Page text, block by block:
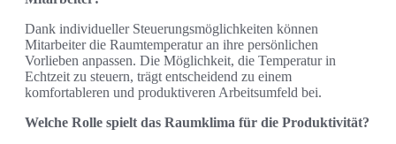
Dank individueller Steuerungsmöglichkeiten können
Mitarbeiter die Raumtemperatur an ihre persönlichen
Vorlieben anpassen. Die Möglichkeit, die Temperatur in
Echtzeit zu steuern, trägt entscheidend zu einem
komfortableren und produktiveren Arbeitsumfeld bei.
Welche Rolle spielt das Raumklima für die Produktivität?